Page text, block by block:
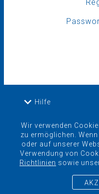
keyboard_arrow_down Hilfe
keyboard_arrow_down Über uns
keyboard_arrow_downPreise
Wir verwenden
zu ermöglichen.
oder auf unserer
Verwendung von
Richtlinien sowie